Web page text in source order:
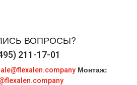
ВОПРОСЫ?
211-17-01
Монтаж: